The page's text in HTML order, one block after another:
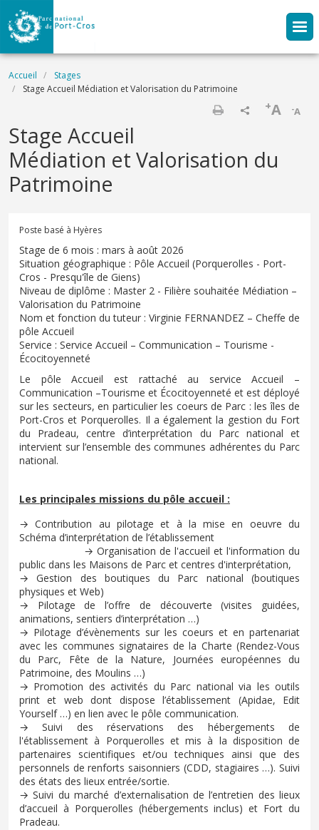
Aller au contenu principal
Fil d'Ariane
Accueil
Stages
Stage Accueil Médiation et Valorisation du Patrimoine
-A
+A
Stage Accueil
Médiation et Valorisation du
Patrimoine
Poste basé à Hyères
Stage de 6 mois : mars à août 2026
Situation géographique : Pôle Accueil (Porquerolles - Port-
Cros - Presqu'île de Giens)
Niveau de diplôme : Master 2 - Filière souhaitée Médiation –
Valorisation du Patrimoine
Nom et fonction du tuteur : Virginie FERNANDEZ – Cheffe de
pôle Accueil
Service : Service Accueil – Communication – Tourisme -
Écocitoyenneté
Le pôle Accueil est rattaché au service Accueil –
Communication –Tourisme et Écocitoyenneté et est déployé
sur les secteurs, en particulier les coeurs de Parc : les îles de
Port-Cros et Porquerolles. Il a également la gestion du Fort
du Pradeau, centre d’interprétation du Parc national et
intervient sur l’ensemble des communes adhérentes du Parc
national.
Les principales missions du pôle accueil :
→ Contribution au pilotage et à la mise en oeuvre du
Schéma d’interprétation de l’établissement
→ Organisation de l'accueil et l'information du
public dans les Maisons de Parc et centres d'interprétation,
→ Gestion des boutiques du Parc national (boutiques
physiques et Web)
→ Pilotage de l’offre de découverte (visites guidées,
animations, sentiers d’interprétation …)
→ Pilotage d’évènements sur les coeurs et en partenariat
avec les communes signataires de la Charte (Rendez-Vous
du Parc, Fête de la Nature, Journées européennes du
Patrimoine, des Moulins …)
→ Promotion des activités du Parc national via les outils
print et web dont dispose l’établissement (Apidae, Edit
Yourself …) en lien avec le pôle communication.
→ Suivi des réservations des hébergements de
l'établissement à Porquerolles et mis à la disposition de
partenaires scientifiques et/ou techniques ainsi que des
personnels de renforts saisonniers (CDD, stagiaires …). Suivi
des états des lieux entrée/sortie.
→ Suivi du marché d’externalisation de l’entretien des lieux
d’accueil à Porquerolles (hébergements inclus) et Fort du
Pradeau.